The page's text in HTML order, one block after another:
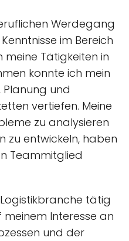
Werdegang
im Bereich
meine Tätigkeiten in
konnte ich mein
Planung und
vertiefen. Meine
zu analysieren
zu entwickeln, haben
Teammitglied
tätig
Interesse an
und der